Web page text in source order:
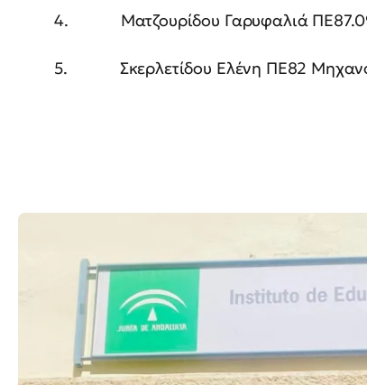
4. Ματζουρίδου Γαρυφαλιά
5. Σκερλετίδου Ελένη ΠΕ82